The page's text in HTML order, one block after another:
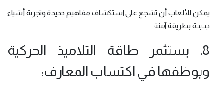
يمكن للألعاب أن تشجع على استكشاف مفاهيم جديدة وتجربة أشياء
جديدة بطريقة آمنة.
8. يستثمر طاقة التلاميذ الحركية
ويوظفها في اكتساب المعارف: